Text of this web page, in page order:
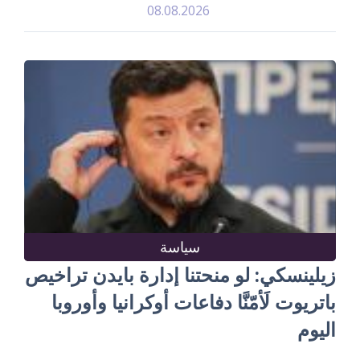
08.08.2026
سياسة
زيلينسكي: لو منحتنا إدارة بايدن تراخيص
باتريوت لَأمّنَّا دفاعات أوكرانيا وأوروبا
اليوم